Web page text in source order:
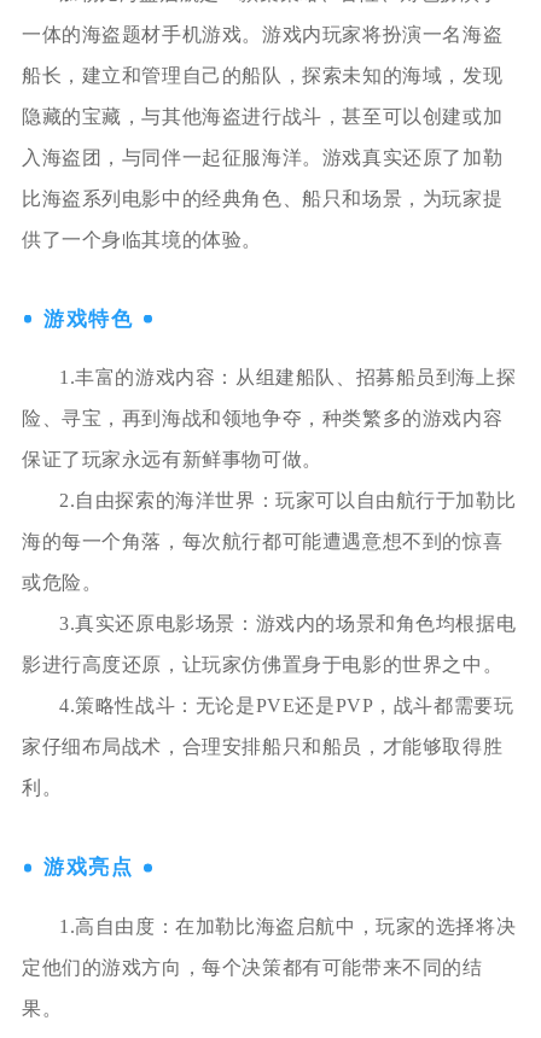
一体的海盗题材手机游戏。游戏内玩家将扮演一名海盗
船长，建立和管理自己的船队，探索未知的海域，发现
隐藏的宝藏，与其他海盗进行战斗，甚至可以创建或加
入海盗团，与同伴一起征服海洋。游戏真实还原了加勒
比海盗系列电影中的经典角色、船只和场景，为玩家提
供了一个身临其境的体验。
游戏特色
1.丰富的游戏内容：从组建船队、招募船员到海上探
险、寻宝，再到海战和领地争夺，种类繁多的游戏内容
保证了玩家永远有新鲜事物可做。
2.自由探索的海洋世界：玩家可以自由航行于加勒比
海的每一个角落，每次航行都可能遭遇意想不到的惊喜
或危险。
3.真实还原电影场景：游戏内的场景和角色均根据电
影进行高度还原，让玩家仿佛置身于电影的世界之中。
4.策略性战斗：无论是PVE还是PVP，战斗都需要玩
家仔细布局战术，合理安排船只和船员，才能够取得胜
利。
游戏亮点
1.高自由度：在加勒比海盗启航中，玩家的选择将决
定他们的游戏方向，每个决策都有可能带来不同的结
果。